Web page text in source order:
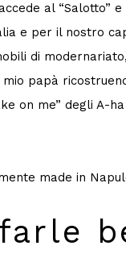
al “Salotto”
e per il nostro
di
papà
on me” degli A-
made in